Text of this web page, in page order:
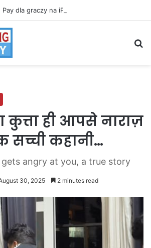
dla graczy na iPhone
ही आपसे नाराज़
सच्ची कहानी…
angry at you, a true story
30, 2025 2 minutes read